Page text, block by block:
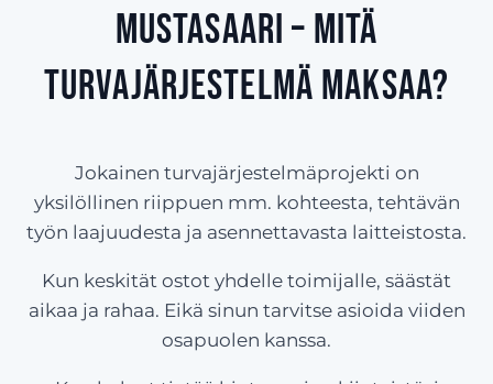
Mustasaari – Mitä
turvajärjestelmä maksaa?
Jokainen turvajärjestelmäprojekti on
yksilöllinen riippuen mm. kohteesta, tehtävän
työn laajuudesta ja asennettavasta laitteistosta.
Kun keskität ostot yhdelle toimijalle, säästät
aikaa ja rahaa. Eikä sinun tarvitse asioida viiden
osapuolen kanssa.